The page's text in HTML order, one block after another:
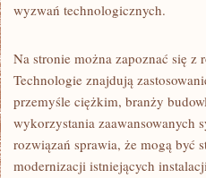
wyzwań technologicznych.
Na stronie można zapoznać się z
Technologie znajdują
przemyśle ciężkim, branży
wykorzystania zaawansowanych
rozwiązań sprawia, że mogą być
modernizacji istniejących